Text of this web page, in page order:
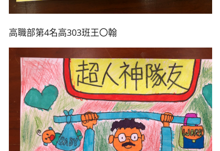
高職部第4名高303班王〇翰